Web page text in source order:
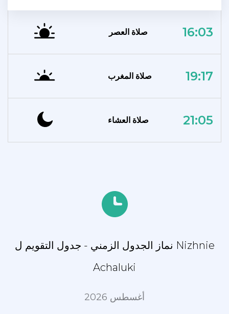
صلاة العصر 16:03
صلاة المغرب 19:17
صلاة العشاء 21:05
نماز الجدول الزمني - جدول التقويم ل Nizhnie
Achaluki
أغسطس 2026